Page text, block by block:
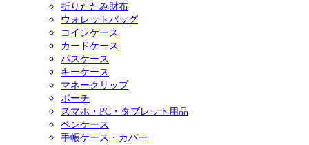
折りたたみ財布
ウォレットバッグ
コインケース
カードケース
パスケース
キーケース
マネークリップ
ポーチ
スマホ・PC・タブレット用品
ペンケース
手帳ケース・カバー